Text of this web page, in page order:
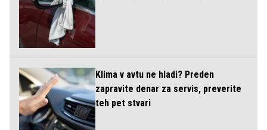
Klima v avtu ne hladi? Preden
zapravite denar za servis, preverite
teh pet stvari